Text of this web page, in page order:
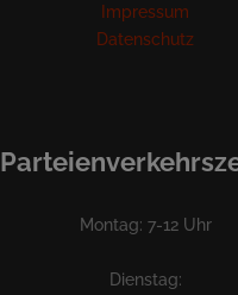
Impressum
Datenschutz
Montag: 7-12 Uhr
Dienstag: